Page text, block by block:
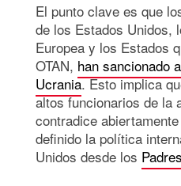
El punto clave es que
de los Estados Unidos,
Europea y los Estados
OTAN, han sancionado
Ucrania. Esto implica
altos funcionarios de la
contradice
definido la política
Unidos desde los